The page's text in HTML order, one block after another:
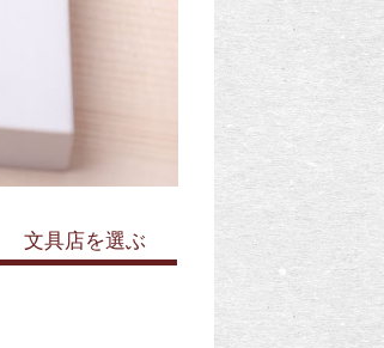
文具店を選ぶ